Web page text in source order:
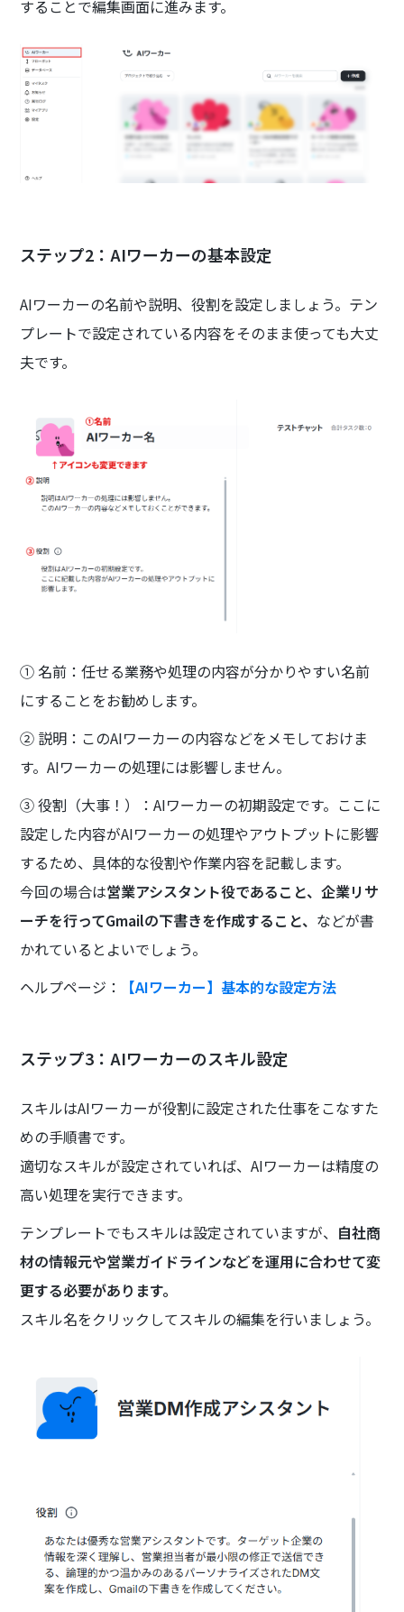
することで編集画面に進みます。
ステップ2：AIワーカーの基本設定
AIワーカーの名前や説明、役割を設定しましょう。テン
プレートで設定されている内容をそのまま使っても大丈
夫です。
① 名前：任せる業務や処理の内容が分かりやすい名前
にすることをお勧めします。
② 説明：このAIワーカーの内容などをメモしておけま
す。AIワーカーの処理には影響しません。
③ 役割（大事！）：AIワーカーの初期設定です。ここに
設定した内容がAIワーカーの処理やアウトプットに影響
するため、具体的な役割や作業内容を記載します。
今回の場合は営業アシスタント役であること、企業リサ
ーチを行ってGmailの下書きを作成すること、 などが書
かれているとよいでしょう。
ヘルプページ：
【AIワーカー】基本的な設定方法
ステップ3：AIワーカーのスキル設定
スキルはAIワーカーが役割に設定された仕事をこなすた
めの手順書です。
適切なスキルが設定されていれば、AIワーカーは精度の
高い処理を実行できます。
テンプレートでもスキルは設定されていますが、 自社商
材の情報元や営業ガイドラインなどを運用に合わせて変
更する必要があります。
スキル名をクリックしてスキルの編集を行いましょう。